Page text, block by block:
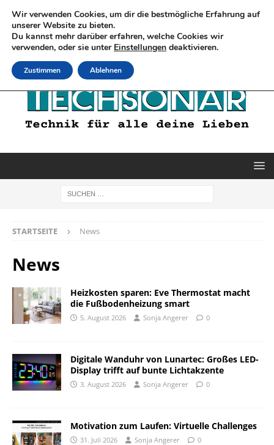
STARTSEITE News
News
Heizkosten sparen: Eve Thermostat macht
die Fußbodenheizung smart
5. August 2026 Sonja Angerer 0
Digitale Wanduhr von Lunartec: Großes LED-
Display trifft auf bunte Lichtakzente
3. August 2026 Sonja Angerer 0
Motivation zum Laufen: Virtuelle Challenges
31. Juli 2026 Sonja Angerer 0
Wir verwenden Cookies, um dir die bestmögliche Erfahrung auf
unserer Website zu bieten.
Du kannst mehr darüber erfahren, welche Cookies wir
verwenden, oder sie unter Einstellungen deaktivieren.
Zustimmen Ablehnen